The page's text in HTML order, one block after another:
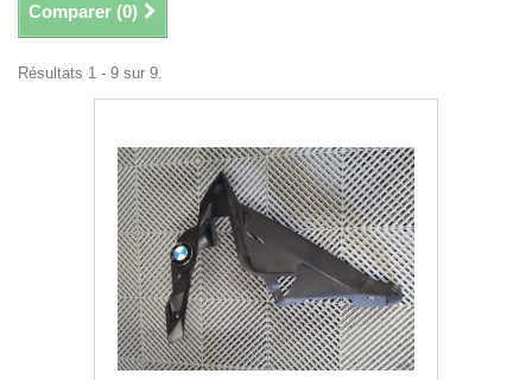
Comparer (0)
Résultats 1 - 9 sur 9.